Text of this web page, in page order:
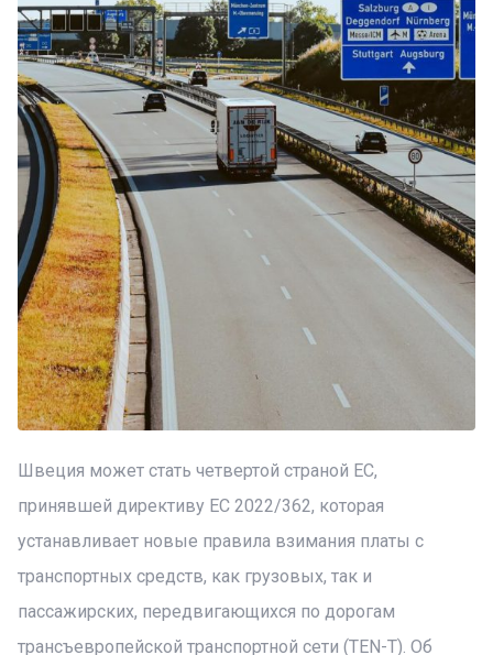
Швеция может стать четвертой страной ЕС,
принявшей директиву ЕС 2022/362, которая
устанавливает новые правила взимания платы с
транспортных средств, как грузовых, так и
пассажирских, передвигающихся по дорогам
трансъевропейской транспортной сети (TEN-T). Об